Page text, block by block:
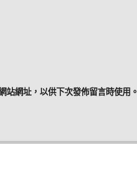
站網址，以供下次發佈留言時使用。